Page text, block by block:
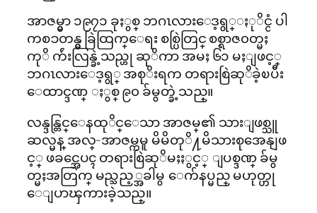
အာဇမ္မွာ ၁၉၇၁ ခုႏွစ္ ဘဂၤလားေဒ့ရွ္ႏုိင္ငံ ပါ
ကစၥတန္မွ ခြဲထြက္ေရး စစ္ပြဲတြင္ စစ္ရာဇ၀တ္မႈ
ကုိ က်ဴးလြန္ခဲ့သည္ဟု ဆုိကာ အမႈ ၆၁ မႈျဖင့္
ဘဂၤလားေဒ့ရွ္ အစုိးရက တရားစြဲဆုိခဲ့ၿပီး
ေထာင္ဒဏ္ ႏွစ္ ၉၀ ခ်မွတ္ခဲ့သည္။
လန္ဒန္တြင္ေနထုိင္ေသာ အာဇမ္၏ သားျဖစ္သူ
ဆလ္မန္ အလ္-အာဇမ္ကမူ မိမိတုိ႔မိသားစုအေနျဖ
င့္ ဖခင္အေပၚ တရားစြဲဆုိမႈႏွင့္ ျပစ္ဒဏ္ ခ်မွ
တ္မႈအတြက္ မည္သည့္အခါမွ ေက်နပ္မည္ မဟုတ္ဟု
ေျပာၾကားခဲ့သည္။